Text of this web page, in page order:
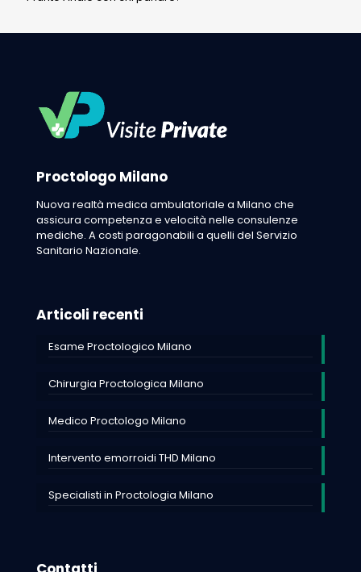
Proctologo Milano
Nuova realtà medica ambulatoriale a Milano che
assicura competenza e velocità nelle consulenze
mediche. A costi paragonabili a quelli del Servizio
Sanitario Nazionale.
Articoli recenti
Esame Proctologico Milano
Chirurgia Proctologica Milano
Medico Proctologo Milano
Intervento emorroidi THD Milano
Specialisti in Proctologia Milano